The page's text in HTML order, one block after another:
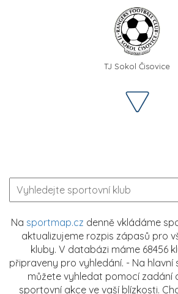
TJ Sokol Čisovice
Na sportmap.cz denně vkládáme
aktualizujeme rozpis zápasů pro
kluby. V databázi máme 68456
připraveny pro vyhledání. - Na hlavní
můžete vyhledat pomocí zadání
sportovní akce ve vaší blízkosti.